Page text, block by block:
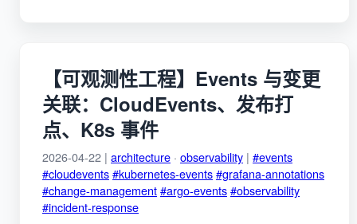
【可观测性工程】Events 与变更
关联：CloudEvents、发布打
点、K8s 事件
2026-04-22 | architecture · observability | #events
#cloudevents#kubernetes-events#grafana-annotations
#change-management#argo-events#observability
#incident-response